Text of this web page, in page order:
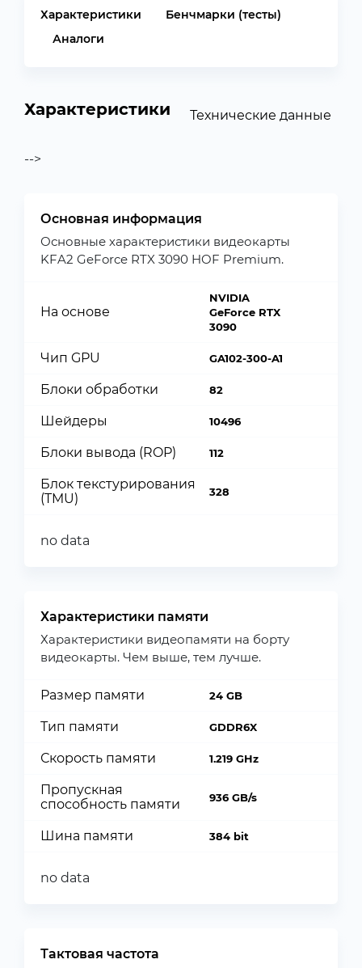
Характеристики
Бенчмарки (тесты)
Аналоги
Характеристики Технические данные
-->
Основная информация
Основные характеристики видеокарты
KFA2 GeForce RTX 3090 HOF Premium.
На основе
NVIDIA
GeForce RTX
3090
Чип GPU GA102-300-A1
Блоки обработки 82
Шейдеры 10496
Блоки вывода (ROP) 112
Блок текстурирования
(TMU)
328
no data
Характеристики памяти
Характеристики видеопамяти на борту
видеокарты. Чем выше, тем лучше.
Размер памяти 24 GB
Тип памяти GDDR6X
Скорость памяти 1.219 GHz
Пропускная
способность памяти
936 GB/s
Шина памяти 384 bit
no data
Тактовая частота